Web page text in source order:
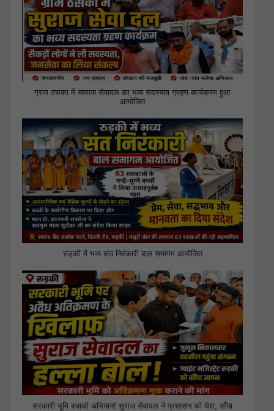
ग्राम ठसका में स्वराज सेवादल का भव्य सदस्यता ग्रहण कार्यक्रम हुआ
आयोजित
रुड़की में भव्य संत निरंकारी बाल समागम आयोजित
सरकारी भूमि बचाओ अभियान! सुराज सेवादल ने प्रशासन को घेरा, सौंपा